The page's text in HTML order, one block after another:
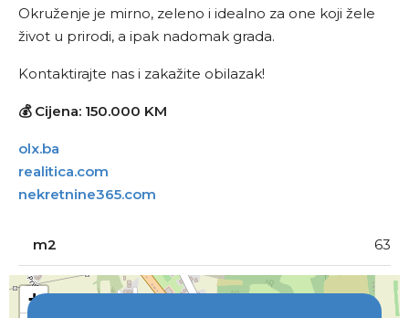
Okruženje je mirno, zeleno i idealno za one koji žele
život u prirodi, a ipak nadomak grada.
Kontaktirajte nas i zakažite obilazak!
💰 Cijena: 150.000 KM
olx.ba
realitica.com
nekretnine365.com
m2 63
+